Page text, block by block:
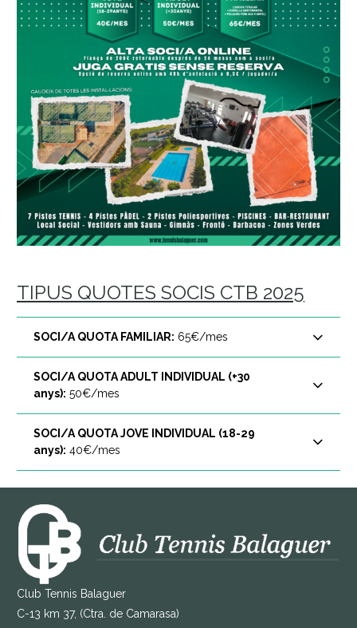
TIPUS QUOTES SOCIS CTB 2025
SOCI/A QUOTA FAMILIAR: 65€/mes
SOCI/A QUOTA ADULT INDIVIDUAL (+30
anys): 50€/mes
SOCI/A QUOTA JOVE INDIVIDUAL (18-29
anys): 40€/mes
Club Tennis Balaguer
C-13 km 37, (Ctra. de Camarasa)